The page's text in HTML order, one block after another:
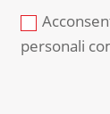
personali